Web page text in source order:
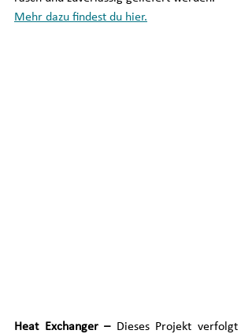
Mehr dazu findest du hier.
Heat Exchanger – Dieses Projekt verfolgt